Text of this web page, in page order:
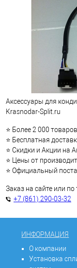
Аксессуары для
Krasnodar-Split.ru
⭐ Более 2 000
⭐ Бесплатная
⭐ Скидки и Акции на
⭐ Цены от
⭐ Официальный
Заказ на сайте или по
+7 (861) 290-03-32
ИНФОРМАЦИЯ
О компании
Установка